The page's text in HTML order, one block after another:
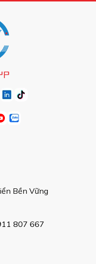
Bền Vững
807 667